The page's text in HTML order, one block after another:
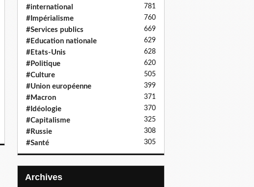
#international 781
#Impérialisme 760
#Services publics 669
#Education nationale 629
#Etats-Unis 628
#Politique 620
#Culture 505
#Union européenne 399
#Macron 371
#Idéologie 370
#Capitalisme 325
#Russie 308
#Santé 305
Archives